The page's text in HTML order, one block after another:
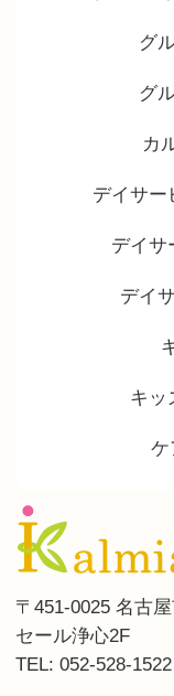
グ
グ
カ
デイサー
デイサ
デイ
キッ
ケ
〒451-0025 名古
セール浄心2F
TEL: 052-528-